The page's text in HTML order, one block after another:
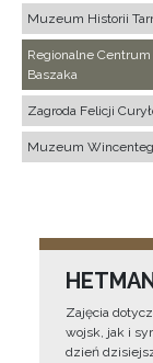
Muzeum Historii
Regionalne
Baszaka
Zagroda Felicji
Muzeum
Zajęcia
wojsk, jak i
dzień